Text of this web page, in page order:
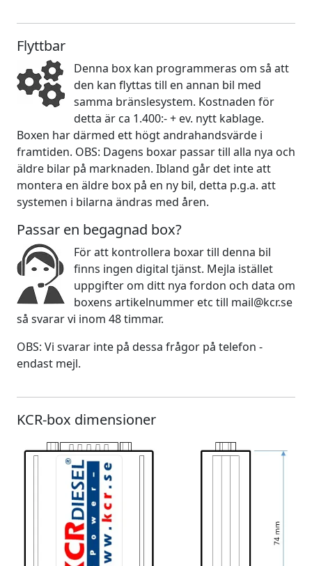
Flyttbar
Denna box kan programmeras om så att
den kan flyttas till en annan bil med
samma bränslesystem. Kostnaden för
detta är ca 1.400:- + ev. nytt kablage.
Boxen har därmed ett högt andrahandsvärde i
framtiden. OBS: Dagens boxar passar till alla nya och
äldre bilar på marknaden. Ibland går det inte att
montera en äldre box på en ny bil, detta p.g.a. att
systemen i bilarna ändras med åren.
Passar en begagnad box?
För att kontrollera boxar till denna bil
finns ingen digital tjänst. Mejla istället
uppgifter om ditt nya fordon och data om
boxens artikelnummer etc till mail@kcr.se
så svarar vi inom 48 timmar.
OBS: Vi svarar inte på dessa frågor på telefon -
endast mejl.
KCR-box dimensioner